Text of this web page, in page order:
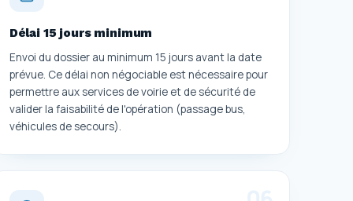
Délai 15 jours minimum
Envoi du dossier au minimum 15 jours avant la date
prévue. Ce délai non négociable est nécessaire pour
permettre aux services de voirie et de sécurité de
valider la faisabilité de l'opération (passage bus,
véhicules de secours).